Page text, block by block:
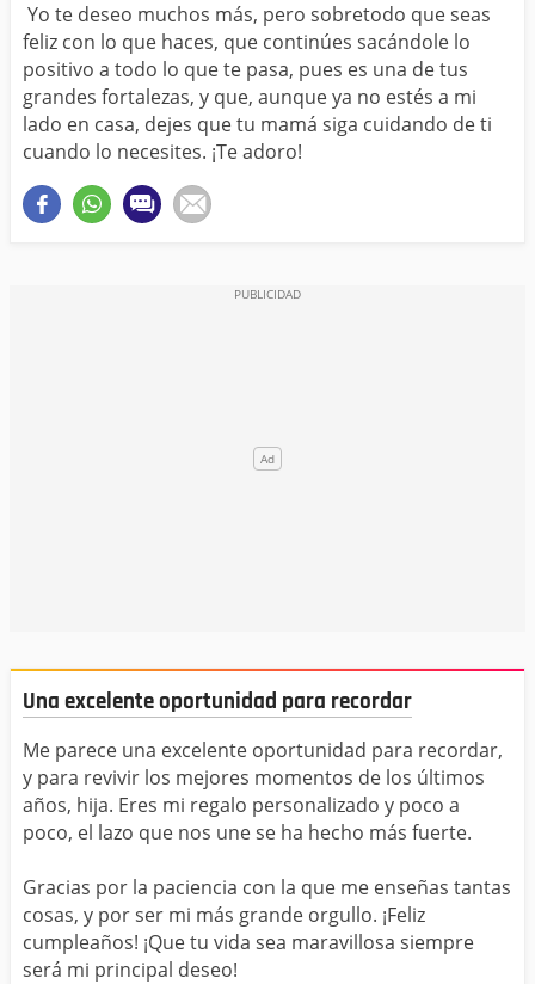
Yo te deseo muchos más, pero sobretodo que seas
feliz con lo que haces, que continúes sacándole lo
positivo a todo lo que te pasa, pues es una de tus
grandes fortalezas, y que, aunque ya no estés a mi
lado en casa, dejes que tu mamá siga cuidando de ti
cuando lo necesites. ¡Te adoro!
Una excelente oportunidad para recordar
Me parece una excelente oportunidad para recordar,
y para revivir los mejores momentos de los últimos
años, hija. Eres mi regalo personalizado y poco a
poco, el lazo que nos une se ha hecho más fuerte.
Gracias por la paciencia con la que me enseñas tantas
cosas, y por ser mi más grande orgullo. ¡Feliz
cumpleaños! ¡Que tu vida sea maravillosa siempre
será mi principal deseo!